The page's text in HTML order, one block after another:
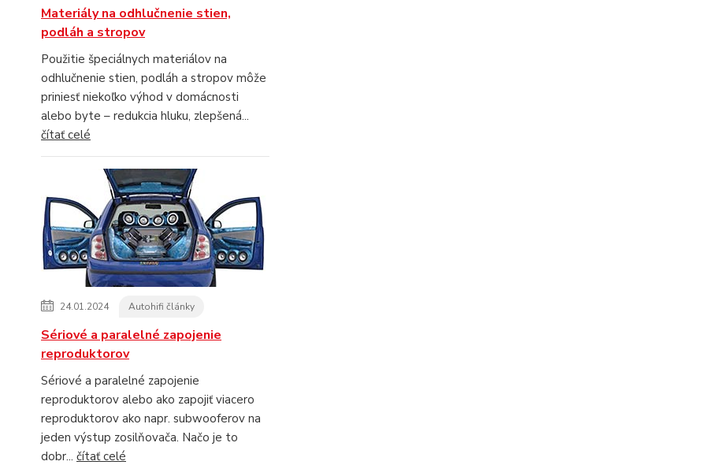
Materiály na odhlučnenie stien,
podláh a stropov
Použitie špeciálnych materiálov na
odhlučnenie stien, podláh a stropov môže
priniesť niekoľko výhod v domácnosti
alebo byte – redukcia hluku, zlepšená...
čítať celé
24.01.2024 Autohifi články
Sériové a paralelné zapojenie
reproduktorov
Sériové a paralelné zapojenie
reproduktorov alebo ako zapojiť viacero
reproduktorov ako napr. subwooferov na
jeden výstup zosilňovača. Načo je to
dobr... čítať celé